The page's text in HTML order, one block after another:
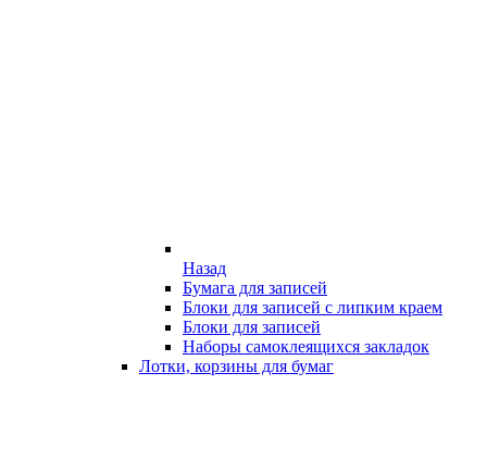
Назад
Бумага для записей
Блоки для записей с липким краем
Блоки для записей
Наборы самоклеящихся закладок
Лотки, корзины для бумаг